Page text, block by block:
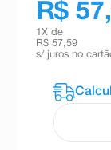
R$
1 X de
R$ 57,59
s/ juros no